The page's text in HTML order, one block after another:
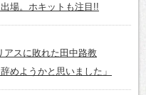
場。ホキットも注目!!
アスに敗れた田中路教
ようかと思いました」